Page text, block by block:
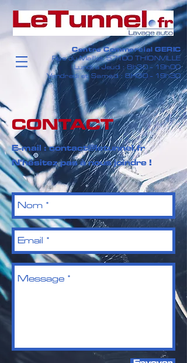
Centre Commercial GERIC
Rue du Maillet 57100 THIONVILLE
Lundi à Jeudi : 8h30 - 19h00
Vendredi et Samedi : 8H30 - 19h30
CONTACT
E-mail :contact@letunnel.fr
N'hésitez pas à nous joindre !